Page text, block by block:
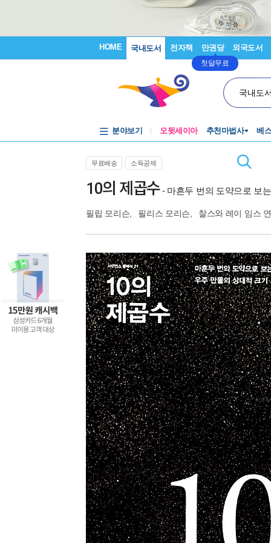
HOME 국내도서 전자책 만권당
첫달무료
외국도서
국내도
분야보기 오뒷세이아 추천마법사 베
무료배송 소득공제
10의 제곱수- 마흔두 번의 도약으로 보
필립 모리슨 필리스 모리슨 찰스와 레이 임스